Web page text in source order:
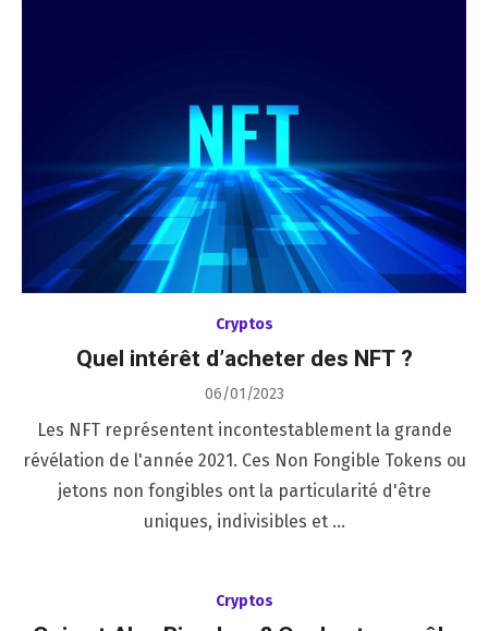
Cryptos
Quel intérêt d’acheter des NFT ?
Posted
06/01/2023
Les NFT représentent incontestablement la grande
révélation de l'année 2021. Ces Non Fongible Tokens ou
jetons non fongibles ont la particularité d'être
uniques, indivisibles et …
Cryptos